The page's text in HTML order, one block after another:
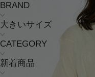
BRAND
大きいサイズ
CATEGORY
新着商品